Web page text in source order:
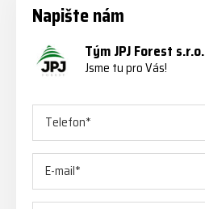
Napište nám
Tým JPJ Forest s.r.o.
Jsme tu pro Vás!